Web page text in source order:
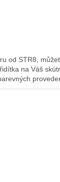
od STR8,
na Váš